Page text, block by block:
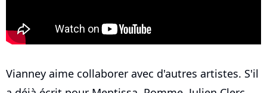
Vianney aime collaborer avec d'autres artistes. S'il